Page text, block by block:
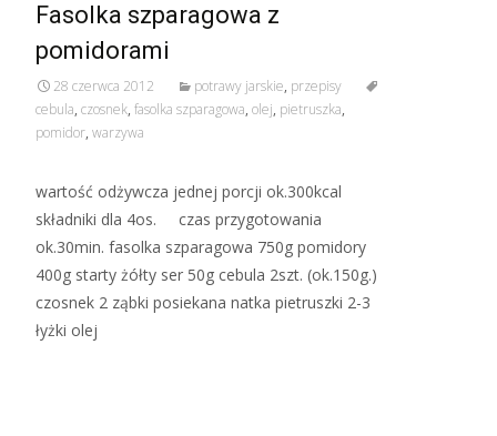
Fasolka szparagowa z
pomidorami
28 czerwca 2012 potrawy jarskie, przepisy
cebula, czosnek, fasolka szparagowa, olej, pietruszka,
pomidor, warzywa
wartość odżywcza jednej porcji ok.300kcal
składniki dla 4os. czas przygotowania
ok.30min. fasolka szparagowa 750g pomidory
400g starty żółty ser 50g cebula 2szt. (ok.150g.)
czosnek 2 ząbki posiekana natka pietruszki 2-3
łyżki olej